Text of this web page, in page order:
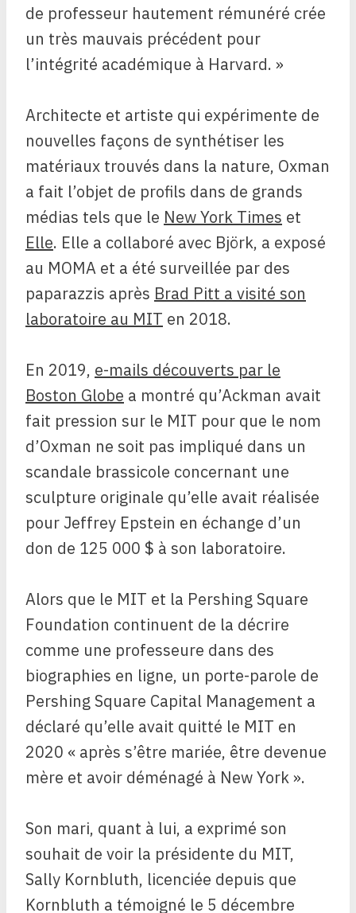
de professeur hautement rémunéré crée
un très mauvais précédent pour
l’intégrité académique à Harvard. »
Architecte et artiste qui expérimente de
nouvelles façons de synthétiser les
matériaux trouvés dans la nature, Oxman
a fait l’objet de profils dans de grands
médias tels que le New York Times et
Elle. Elle a collaboré avec Björk, a exposé
au MOMA et a été surveillée par des
paparazzis après Brad Pitt a visité son
laboratoire au MIT en 2018.
En 2019, e-mails découverts par le
Boston Globe a montré qu’Ackman avait
fait pression sur le MIT pour que le nom
d’Oxman ne soit pas impliqué dans un
scandale brassicole concernant une
sculpture originale qu’elle avait réalisée
pour Jeffrey Epstein en échange d’un
don de 125 000 $ à son laboratoire.
Alors que le MIT et la Pershing Square
Foundation continuent de la décrire
comme une professeure dans des
biographies en ligne, un porte-parole de
Pershing Square Capital Management a
déclaré qu’elle avait quitté le MIT en
2020 « après s’être mariée, être devenue
mère et avoir déménagé à New York ».
Son mari, quant à lui, a exprimé son
souhait de voir la présidente du MIT,
Sally Kornbluth, licenciée depuis que
Kornbluth a témoigné le 5 décembre